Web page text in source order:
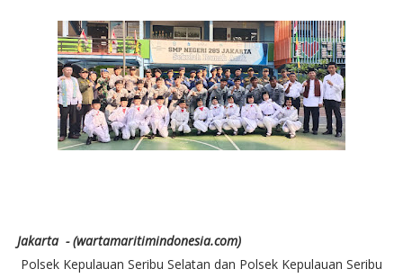
Jakarta - (wartamaritimindonesia.com)
Polsek Kepulauan Seribu Selatan dan Polsek Kepulauan Seribu